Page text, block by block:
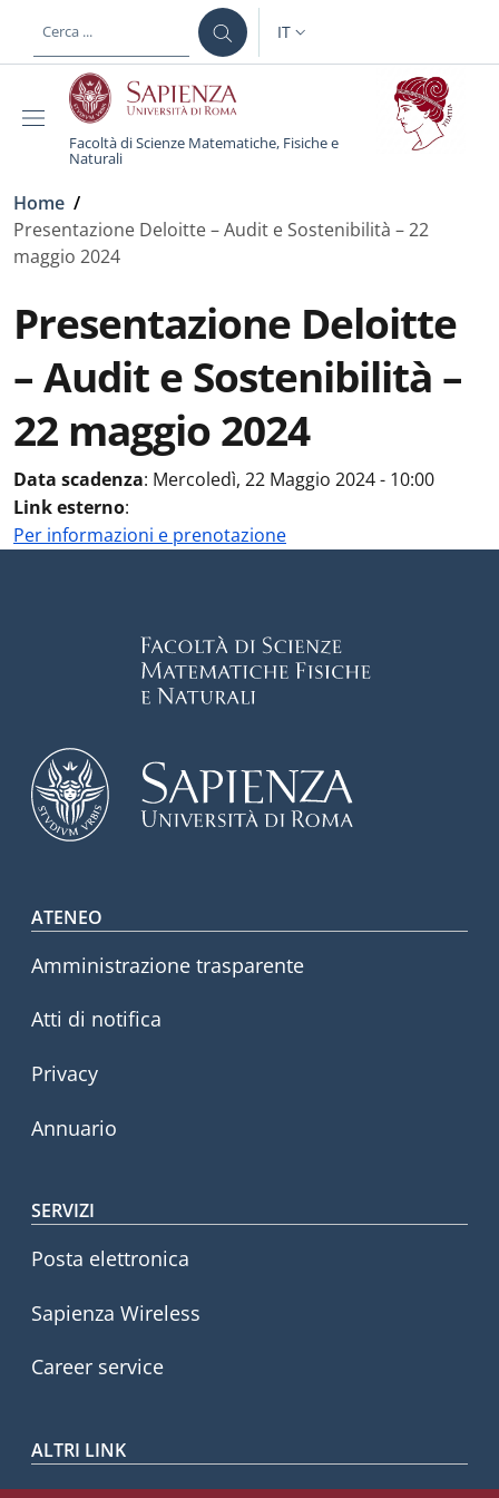
al contenuto principale
SELETTORE LINGUA:
IT
Facoltà di Scienze Matematiche, Fisiche e
Naturali
Briciole di pane
Home /
Presentazione Deloitte – Audit e Sostenibilità – 22
maggio 2024
Presentazione Deloitte
– Audit e Sostenibilità –
22 maggio 2024
Data scadenza: Mercoledì, 22 Maggio 2024 - 10:00
Link esterno:
Per informazioni e prenotazione
Footer menu
ATENEO
Amministrazione trasparente
Atti di notifica
Privacy
Annuario
SERVIZI
Posta elettronica
Sapienza Wireless
Career service
ALTRI LINK